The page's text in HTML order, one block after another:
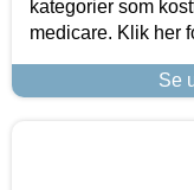
kategorier som
medicare. Klik her
Se